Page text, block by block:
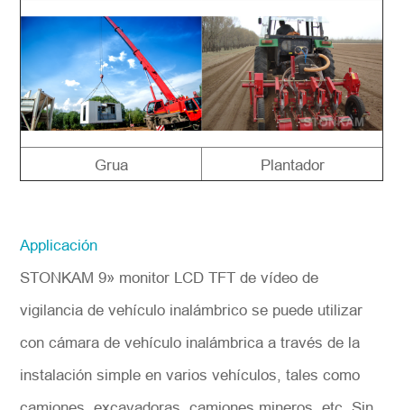
Grua Plantador
Applicación
STONKAM 9» monitor LCD TFT de vídeo de
vigilancia de vehículo inalámbrico se puede utilizar
con cámara de vehículo inalámbrica a través de la
instalación simple en varios vehículos, tales como